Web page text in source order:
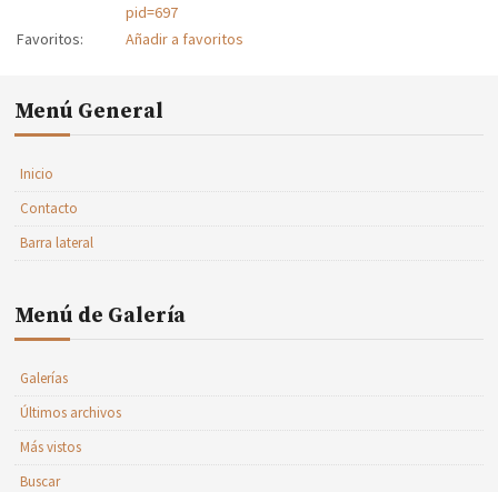
pid=697
Favoritos:
Añadir a favoritos
Menú General
Inicio
Contacto
Barra lateral
Menú de Galería
Galerías
Últimos archivos
Más vistos
Buscar